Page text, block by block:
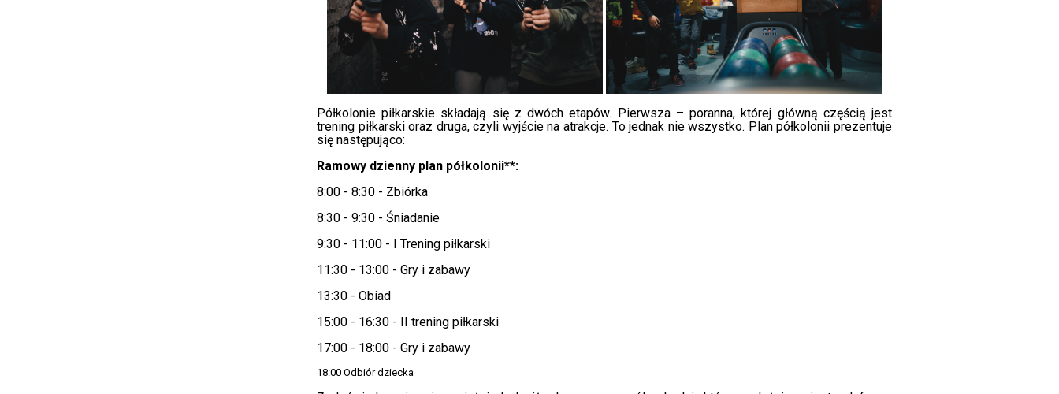
Półkolonie piłkarskie składają się z dwóch etapów. Pierwsza – poranna, której główną częścią jest
trening piłkarski oraz druga, czyli wyjście na atrakcje. To jednak nie wszystko. Plan półkolonii prezentuje
się następująco:
Ramowy dzienny plan półkolonii**:
8:00 - 8:30 - Zbiórka
8:30 - 9:30 - Śniadanie
9:30 - 11:00 - I Trening piłkarski
11:30 - 13:00 - Gry i zabawy
13:30 - Obiad
15:00 - 16:30 - II trening piłkarski
17:00 - 18:00 - Gry i zabawy
18:00 Odbiór dziecka